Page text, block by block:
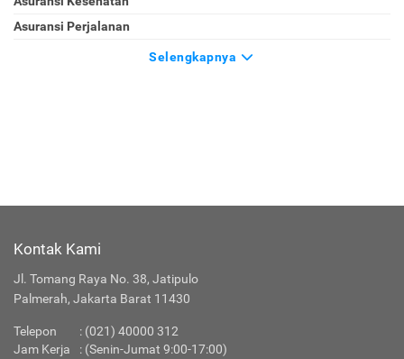
Asuransi Perjalanan
Selengkapnya
Kontak Kami
Jl. Tomang Raya No. 38, Jatipulo
Palmerah, Jakarta Barat 11430
Telepon : (021) 40000 312
Jam Kerja
: (Senin-Jumat 9:00-17:00)